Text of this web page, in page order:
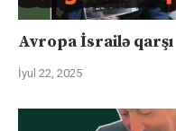
Avropa İsrailə qarşı
İyul 22, 2025